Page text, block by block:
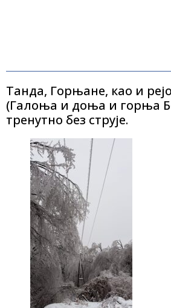
Танда, Горњане, као и
(Галоња и доња и горња
тренутно без струје.